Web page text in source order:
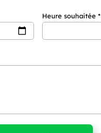
Heure souhaitée *